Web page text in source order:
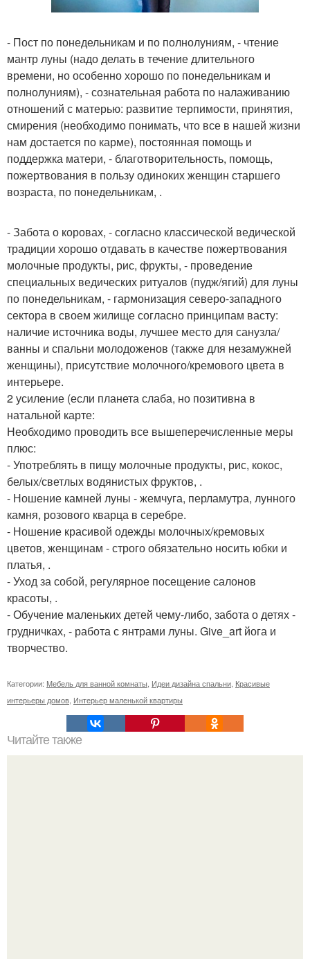
- Пост по понедельникам и по полнолуниям, - чтение
мантр луны (надо делать в течение длительного
времени, но особенно хорошо по понедельникам и
полнолуниям), - сознательная работа по налаживанию
отношений с матерью: развитие терпимости, принятия,
смирения (необходимо понимать, что все в нашей жизни
нам достается по карме), постоянная помощь и
поддержка матери, - благотворительность, помощь,
пожертвования в пользу одиноких женщин старшего
возраста, по понедельникам, .
- Забота о коровах, - согласно классической ведической
традиции хорошо отдавать в качестве пожертвования
молочные продукты, рис, фрукты, - проведение
специальных ведических ритуалов (пудж/ягий) для луны
по понедельникам, - гармонизация северо-западного
сектора в своем жилище согласно принципам васту:
наличие источника воды, лучшее место для санузла/
ванны и спальни молодоженов (также для незамужней
женщины), присутствие молочного/кремового цвета в
интерьере.
2 усиление (если планета слаба, но позитивна в
натальной карте:
Необходимо проводить все вышеперечисленные меры
плюс:
- Употреблять в пищу молочные продукты, рис, кокос,
белых/светлых водянистых фруктов, .
- Ношение камней луны - жемчуга, перламутра, лунного
камня, розового кварца в серебре.
- Ношение красивой одежды молочных/кремовых
цветов, женщинам - строго обязательно носить юбки и
платья, .
- Уход за собой, регулярное посещение салонов
красоты, .
- Обучение маленьких детей чему-либо, забота о детях -
грудничках, - работа с янтрами луны. Give_art йога и
творчество.
Категории: Мебель для ванной комнаты Идеи дизайна спальни Красивые
интерьеры домов Интерьер маленькой квартиры
Читайте также